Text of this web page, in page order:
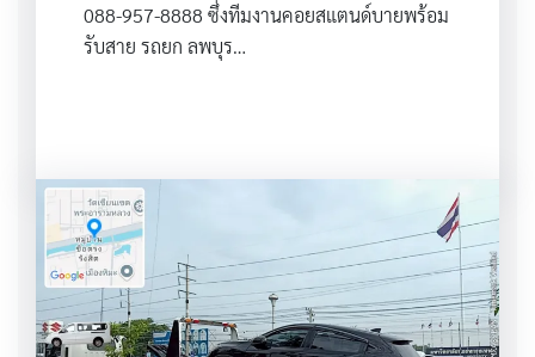
088-957-8888 ซึ่งทีมงานคอยสแตนด์บายพร้อม
รับสาย รถยก ลพบุร…